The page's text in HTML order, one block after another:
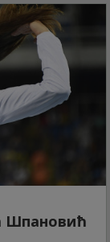
Шпановић